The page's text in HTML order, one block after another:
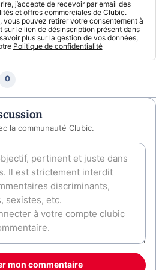
j’accepte de recevoir par email des
et offres commerciales de Clubic.
vous pouvez retirer votre consentement à
sur le lien de désinscription présent dans
plus sur la gestion de vos données,
Politique de confidentialité
0
la communauté Clubic.
mon commentaire